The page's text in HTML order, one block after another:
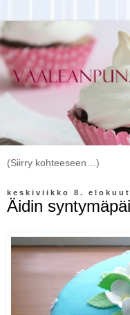
keskiviikko 8.
Äidin